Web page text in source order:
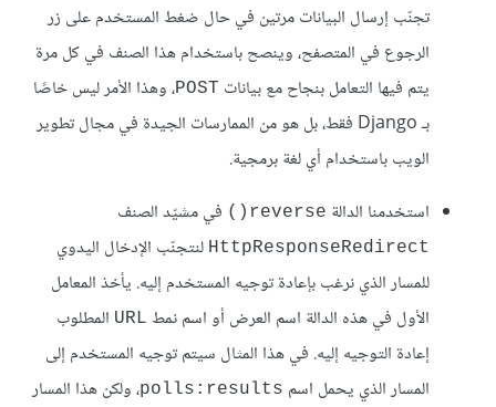
تجنّب إرسال البيانات مرتين في حال ضغط المستخدم على زر
الرجوع في المتصفح، وينصح باستخدام هذا الصنف في كل مرة
يتم فيها التعامل بنجاح مع بيانات POST، وهذا الأمر ليس خاصًا
بـ Django فقط، بل هو من الممارسات الجيدة في مجال تطوير
الويب باستخدام أي لغة برمجية.
استخدمنا الدالة reverse() في مشيّد الصنف
HttpResponseRedirect لنتجنّب الإدخال اليدوي
للمسار الذي نرغب بإعادة توجيه المستخدم إليه. يأخذ المعامل
الأول في هذه الدالة اسم العرض أو اسم نمط URL المطلوب
إعادة التوجيه إليه. في هذا المثال سيتم توجيه المستخدم إلى
المسار الذي يحمل اسم polls:results، ولكن هذا المسار